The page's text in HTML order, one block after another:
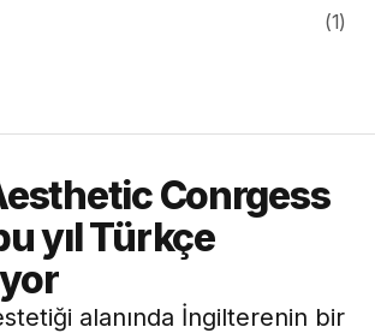
(1)
Conrgess
yıl Türkçe
alanında İngilterenin bir